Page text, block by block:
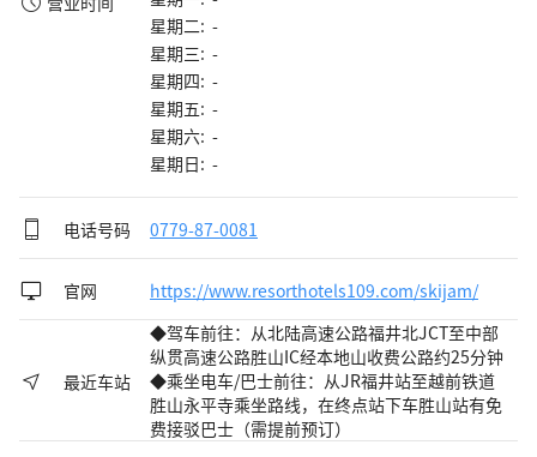
星期二: -
星期三: -
星期四: -
星期五: -
星期六: -
星期日: -
电话号码 0779-87-0081
官网 https://www.resorthotels109.com/skijam/
最近车站
◆驾车前往：从北陆高速公路福井北JCT至中部
纵贯高速公路胜山IC经本地山收费公路约25分钟
◆乘坐电车/巴士前往：从JR福井站至越前铁道
胜山永平寺乘坐路线，在终点站下车胜山站有免
费接驳巴士（需提前预订）